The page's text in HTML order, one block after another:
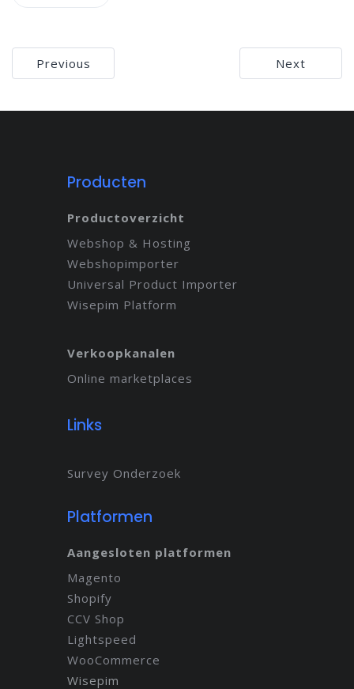
Bericht
navigatie
Previous Next
Producten
Productoverzicht
Webshop & Hosting
Webshopimporter
Universal Product Importer
Wisepim Platform
Verkoopkanalen
Online marketplaces
Links
Survey Onderzoek
Platformen
Aangesloten platformen
Magento
Shopify
CCV Shop
Lightspeed
WooCommerce
Wisepim